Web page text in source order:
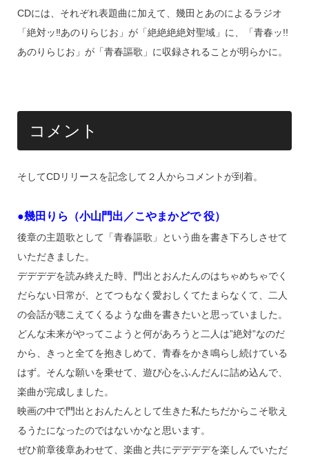
CDには、それぞれ表題曲に加えて、幾田とあのによるラジオ
「絶対ッ‼あのりらじお」が「絶絶絶絶対聖域」に、「青春ッ!!
あのりらじお」が「青春謳歌」に収録されることが明らかに。
コメント
そしてCDリリースを記念して２人からコメントが到着。
●幾田りら（小山門出／こやまかどで 役）
後章の主題歌として「青春謳歌」という曲を書き下ろしさせて
いただきました。
デデデデを読み終えた時、門出とおんたんのはちゃめちゃでく
だらない日常が、とてつもなく愛おしくてたまらなくて、二人
の会話が聴こえてくるような曲を書きたいと思っていました。
どんな未来がやってこようと何があろうと二人は”絶対”なのだ
から、きっと全てを抱きしめて、青春をかき鳴らし続けている
はず。そんな願いを乗せて、遊び心をふんだんに詰め込んで、
楽曲が完成しました。
映画の中で門出とおんたんとして生きた私たちだからこそ歌え
るうたになったのではないかなと思います。
ぜひ前章後章あわせて、楽曲と共にデデデデを楽しんでいただ